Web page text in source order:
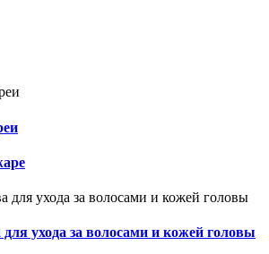
ухода за волосами и кожей головы